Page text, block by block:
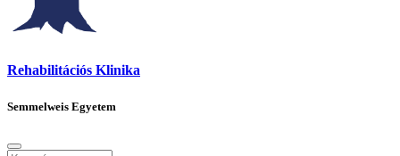
Rehabilitációs Klinika
Semmelweis Egyetem